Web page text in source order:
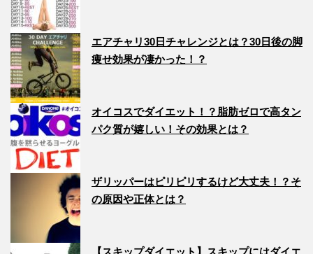
エアチャリ30日チャレンジとは？30日後の脚
痩せ効果が凄かった！？
オイコスでダイエット！？脂肪ゼロで高タン
パク質が嬉しい！その効果とは？
ザリッパーはピリピリするけど大丈夫！？そ
の原因や正体とは？
【スキップダイエット】スキップにはダイエ